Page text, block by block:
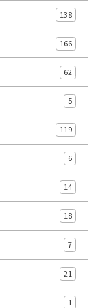
138
166
62
5
119
6
14
18
7
21
1